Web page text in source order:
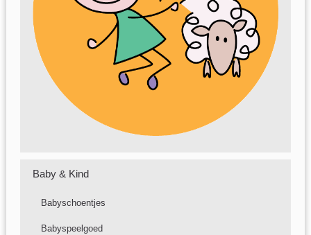
Baby & Kind
Babyschoentjes
Babyspeelgoed